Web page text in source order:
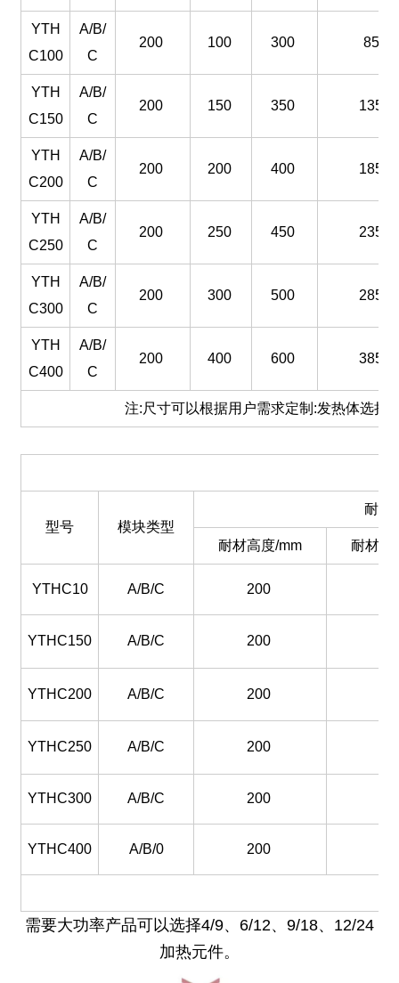
YTH
C100
A/B/
C
200 100 300 85
YTH
C150
A/B/
C
200 150 350 135
YTH
C200
A/B/
C
200 200 400 185
YTH
C250
A/B/
C
200 250 450 235
YTH
C300
A/B/
C
200 300 500 285
YTH
C400
A/B/
C
200 400 600 385
注:尺寸可以根据用户需求定制:发热体选择
型号 模块类型
耐材
耐材高度/mm 耐材内
YTHC10 A/B/C 200
YTHC150 A/B/C 200
YTHC200 A/B/C 200
YTHC250 A/B/C 200
YTHC300 A/B/C 200
YTHC400 A/B/0 200
需要大功率产品可以选择4/9、6/12、9/18、12/24
加热元件。